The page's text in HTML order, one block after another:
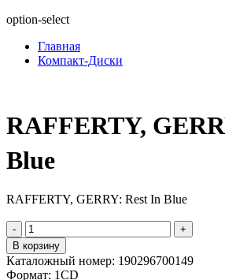
option-select
Главная
Компакт-Диски
RAFFERTY,
Blue
RAFFERTY, GERRY: Rest In Blue
-
+
В корзину
Каталожный номер: 190296700149
Формат: 1CD